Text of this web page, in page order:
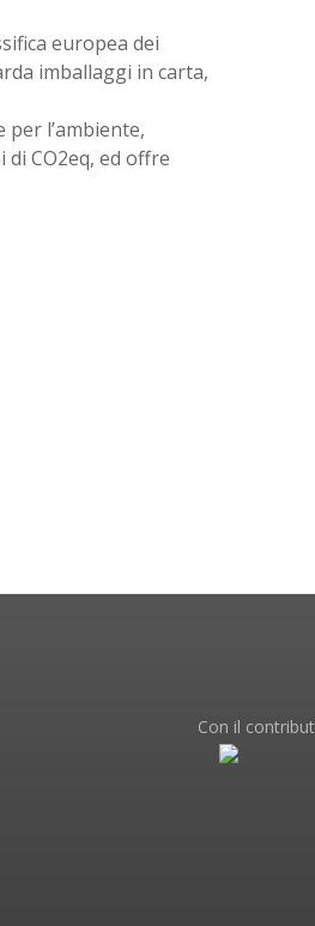
europea dei
imballaggi in carta,
l’ambiente,
CO2eq, ed offre
Con il